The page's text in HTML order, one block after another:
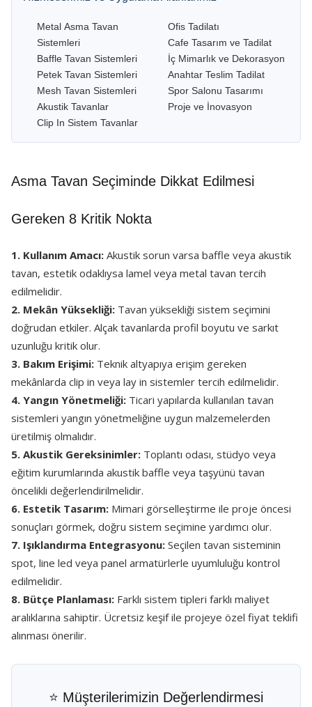
Metal Asma Tavan
Sistemleri
Baffle Tavan Sistemleri
Petek Tavan Sistemleri
Mesh Tavan Sistemleri
Akustik Tavanlar
Clip In Sistem Tavanlar
Ofis Tadilatı
Cafe Tasarım ve Tadilat
İç Mimarlık ve Dekorasyon
Anahtar Teslim Tadilat
Spor Salonu Tasarımı
Proje ve İnovasyon
Asma Tavan Seçiminde Dikkat Edilmesi
Gereken 8 Kritik Nokta
1. Kullanım Amacı: Akustik sorun varsa baffle veya akustik
tavan, estetik odaklıysa lamel veya metal tavan tercih
edilmelidir.
2. Mekân Yüksekliği: Tavan yüksekliği sistem seçimini
doğrudan etkiler. Alçak tavanlarda profil boyutu ve sarkıt
uzunluğu kritik olur.
3. Bakım Erişimi: Teknik altyapıya erişim gereken
mekânlarda clip in veya lay in sistemler tercih edilmelidir.
4. Yangın Yönetmeliği: Ticari yapılarda kullanılan tavan
sistemleri yangın yönetmeliğine uygun malzemelerden
üretilmiş olmalıdır.
5. Akustik Gereksinimler: Toplantı odası, stüdyo veya
eğitim kurumlarında akustik baffle veya taşyünü tavan
öncelikli değerlendirilmelidir.
6. Estetik Tasarım: Mimari görselleştirme ile proje öncesi
sonuçları görmek, doğru sistem seçimine yardımcı olur.
7. Işıklandırma Entegrasyonu: Seçilen tavan sisteminin
spot, line led veya panel armatürlerle uyumluluğu kontrol
edilmelidir.
8. Bütçe Planlaması: Farklı sistem tipleri farklı maliyet
aralıklarına sahiptir. Ücretsiz keşif ile projeye özel fiyat teklifi
alınması önerilir.
⭐ Müşterilerimizin Değerlendirmesi